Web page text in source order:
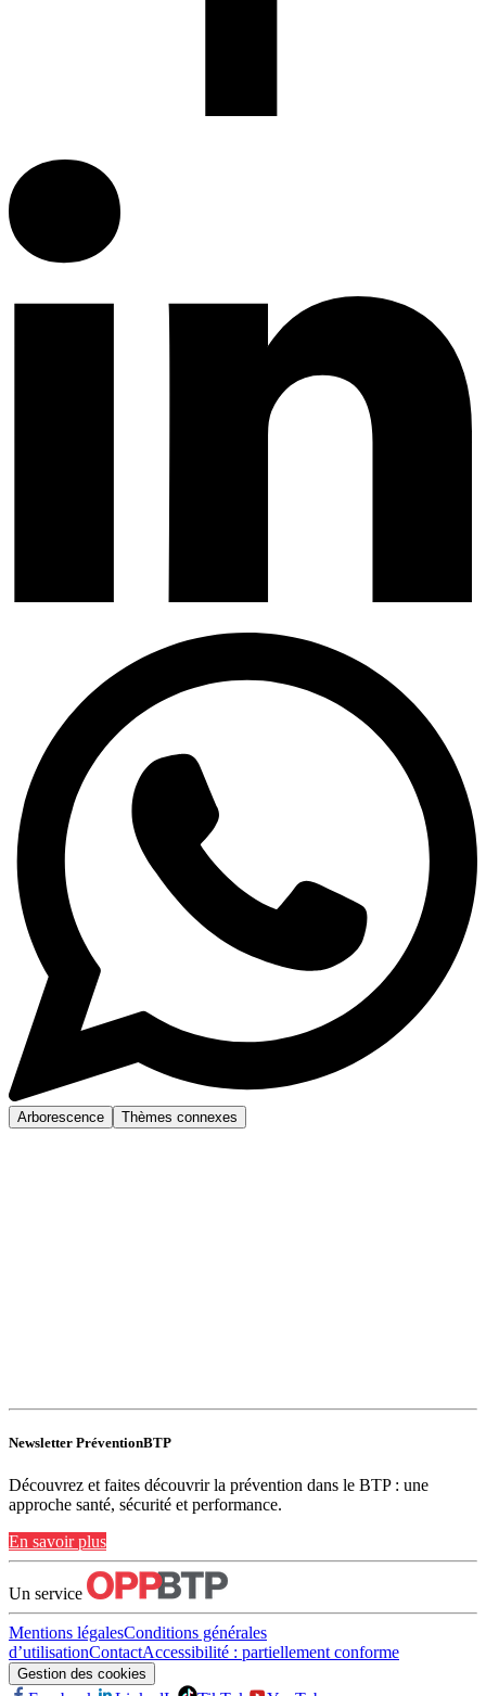
Arborescence Thèmes connexes
Newsletter PréventionBTP
Découvrez et faites découvrir la prévention dans le BTP : une
approche santé, sécurité et performance.
En savoir plus
Un service
Mentions légalesConditions générales
d’utilisationContactAccessibilité : partiellement conforme
Gestion des cookies